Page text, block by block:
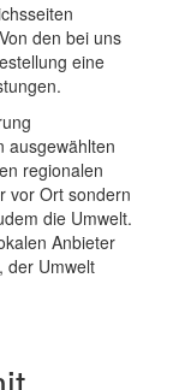
den bei uns
eine
ausgewählten
regionalen
vor Ort sondern
die Umwelt.
Anbieter
der Umwelt